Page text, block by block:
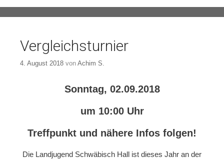
Vergleichsturnier
4. August 2018 von Achim S.
Sonntag, 02.09.2018
um 10:00 Uhr
Treffpunkt und nähere Infos folgen!
Die Landjugend Schwäbisch Hall ist dieses Jahr an der